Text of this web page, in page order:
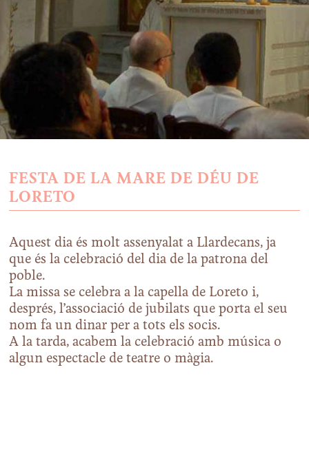
FESTA DE LA MARE DE DÉU DE
LORETO
Aquest dia és molt assenyalat a Llardecans, ja
que és la celebració del dia de la patrona del
poble.
La missa se celebra a la capella de Loreto i,
després, l’associació de jubilats que porta el seu
nom fa un dinar per a tots els socis.
A la tarda, acabem la celebració amb música o
algun espectacle de teatre o màgia.